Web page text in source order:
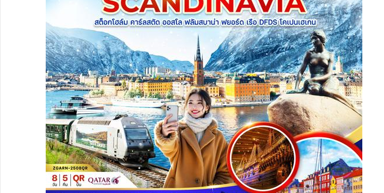
ทัวร์พม่า
ทัวร์ลาว
ทัวร์มัลดีฟส์
ทัวร์เวียดนาม
ทัวร์อียิปต์
ทัวร์จอร์เจีย
ทัวร์อินเดีย